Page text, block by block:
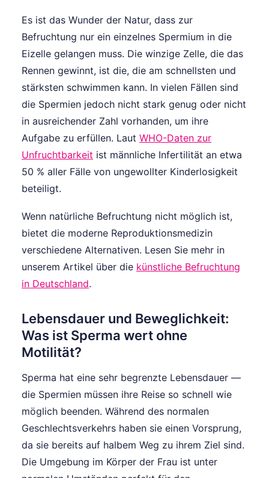
Es ist das Wunder der Natur, dass zur
Befruchtung nur ein einzelnes Spermium in die
Eizelle gelangen muss. Die winzige Zelle, die das
Rennen gewinnt, ist die, die am schnellsten und
stärksten schwimmen kann. In vielen Fällen sind
die Spermien jedoch nicht stark genug oder nicht
in ausreichender Zahl vorhanden, um ihre
Aufgabe zu erfüllen. Laut WHO-Daten zur
Unfruchtbarkeit ist männliche Infertilität an etwa
50 % aller Fälle von ungewollter Kinderlosigkeit
beteiligt.
Wenn natürliche Befruchtung nicht möglich ist,
bietet die moderne Reproduktionsmedizin
verschiedene Alternativen. Lesen Sie mehr in
unserem Artikel über die künstliche Befruchtung
in Deutschland.
Lebensdauer und Beweglichkeit:
Was ist Sperma wert ohne
Motilität?
Sperma hat eine sehr begrenzte Lebensdauer —
die Spermien müssen ihre Reise so schnell wie
möglich beenden. Während des normalen
Geschlechtsverkehrs haben sie einen Vorsprung,
da sie bereits auf halbem Weg zu ihrem Ziel sind.
Die Umgebung im Körper der Frau ist unter